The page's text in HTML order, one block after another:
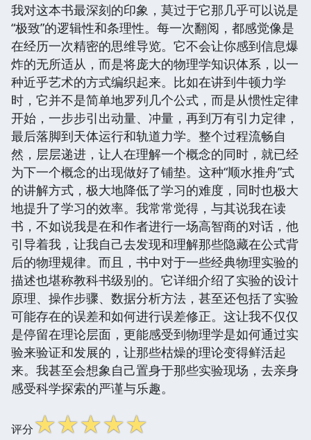
我对这本书最深刻的印象，莫过于它那几乎可以说是
“极致”的逻辑性和条理性。每一次翻阅，都感觉像是
在经历一次精密的思维导览。它不会让你感到信息爆
炸的无所适从，而是将庞大的物理学知识体系，以一
种近乎艺术的方式编织起来。比如在讲到牛顿力学
时，它并不是简单地罗列几个公式，而是从惯性定律
开始，一步步引出动量、冲量，再到万有引力定律，
最后落脚到天体运行和轨道力学。整个过程流畅自
然，层层递进，让人在理解一个概念的同时，就已经
为下一个概念的出现做好了铺垫。这种“顺水推舟”式
的讲解方式，极大地降低了学习的难度，同时也极大
地提升了学习的效率。我常常觉得，与其说我在读
书，不如说我是在和作者进行一场高智商的对话，他
引导着我，让我自己去发现和理解那些隐藏在公式背
后的物理规律。而且，书中对于一些经典物理实验的
描述也堪称教科书级别的。它详细介绍了实验的设计
原理、操作步骤、数据分析方法，甚至还包括了实验
可能存在的误差和如何进行误差修正。这让我不仅仅
是停留在理论层面，更能感受到物理学是如何通过实
验来验证和发展的，让那些枯燥的理论变得鲜活起
来。我甚至会想象自己置身于那些实验现场，去亲身
感受科学探索的严谨与乐趣。
评分☆☆☆☆☆